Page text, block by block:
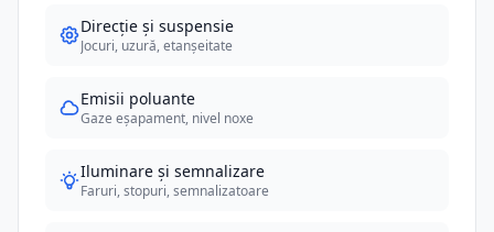
Direcție și suspensie
Jocuri, uzură, etanșeitate
Emisii poluante
Gaze eșapament, nivel noxe
Iluminare și semnalizare
Faruri, stopuri, semnalizatoare